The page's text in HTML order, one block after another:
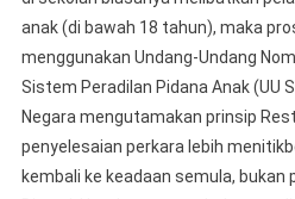
anak (di bawah 18 tahun), maka
menggunakan Undang-Undang
Sistem Peradilan Pidana Anak (UU
​Negara mengutamakan prinsip
penyelesaian perkara lebih
kembali ke keadaan semula, bukan